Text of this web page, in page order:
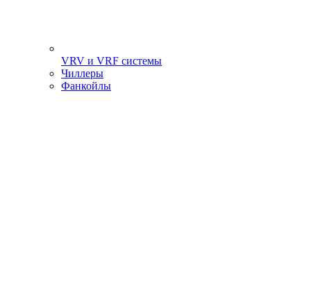
VRV и VRF системы
Чиллеры
Фанкойлы